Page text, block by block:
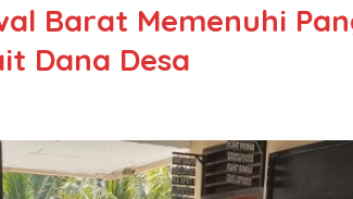
Barat Memenuhi
Dana Desa